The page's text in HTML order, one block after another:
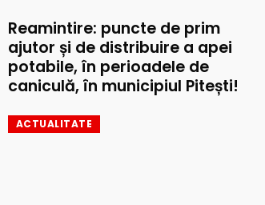
Reamintire: puncte de prim
ajutor și de distribuire a apei
potabile, în perioadele de
caniculă, în municipiul Pitești!
ACTUALITATE